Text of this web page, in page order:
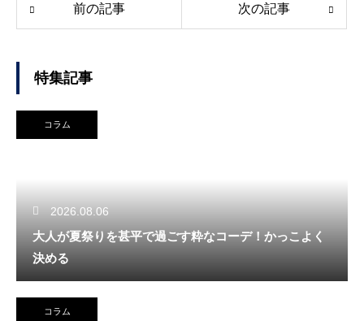
前の記事 次の記事
特集記事
コラム
2026.08.06
大人が夏祭りを甚平で過ごす粋なコーデ！かっこよく
決める
コラム